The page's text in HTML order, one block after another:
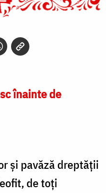
înainte de
și pavăză dreptății
de toți